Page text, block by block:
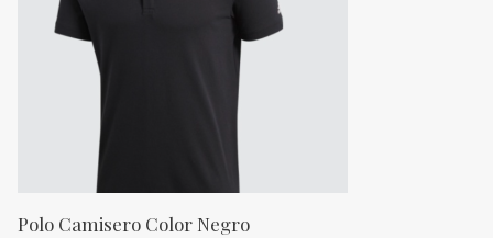
Polo Camisero Color Negro